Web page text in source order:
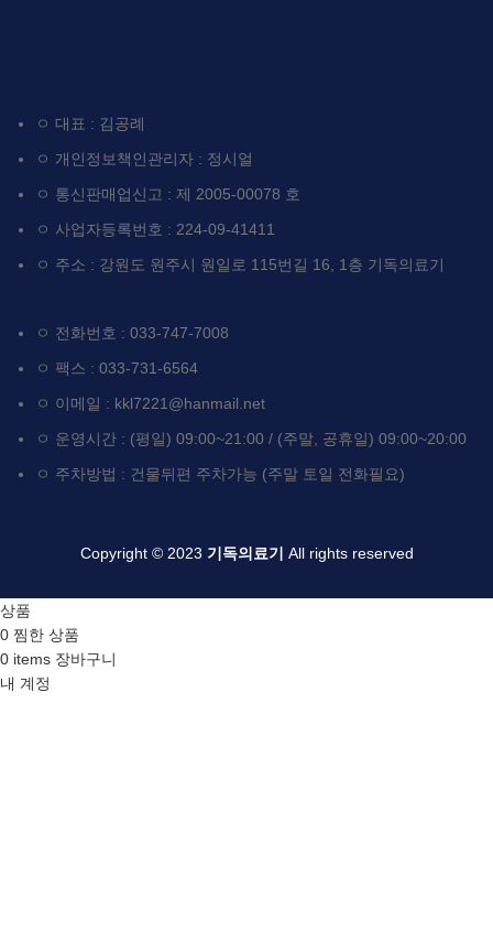
ㅇ 대표 : 김공례
ㅇ 개인정보책인관리자 : 정시얼
ㅇ 통신판매업신고 : 제 2005-00078 호
ㅇ 사업자등록번호 : 224-09-41411
ㅇ 주소 : 강원도 원주시 원일로 115번길 16, 1층 기독의료기
ㅇ 전화번호 : 033-747-7008
ㅇ 팩스 : 033-731-6564
ㅇ 이메일 : kkl7221@hanmail.net
ㅇ 운영시간 : (평일) 09:00~21:00 / (주말, 공휴일) 09:00~20:00
ㅇ 주차방법 : 건물뒤편 주차가능 (주말 토일 전화필요)
Copyright © 2023 기독의료기 All rights reserved
상품
0 찜한 상품
0 items 장바구니
내 계정